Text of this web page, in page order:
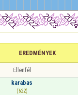
EREDMÉNYEK
Ellenfél
karabas
(622)